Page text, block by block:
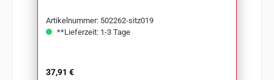
Artikelnummer: 502262-sitz019
**Lieferzeit: 1-3 Tage
Regulärer Preis:
37,91 €